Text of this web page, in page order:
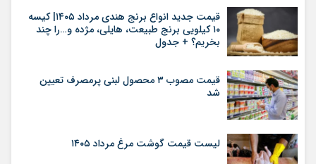
قیمت جدید انواع برنج هندی مرداد ۱۴۰۵| کیسه
۱۰ کیلویی برنج طبیعت، هایلی، مژده و…را چند
بخریم؟ + جدول
قیمت مصوب ۳ محصول لبنی پرمصرف تعیین
شد
لیست قیمت گوشت مرغ مرداد ۱۴۰۵